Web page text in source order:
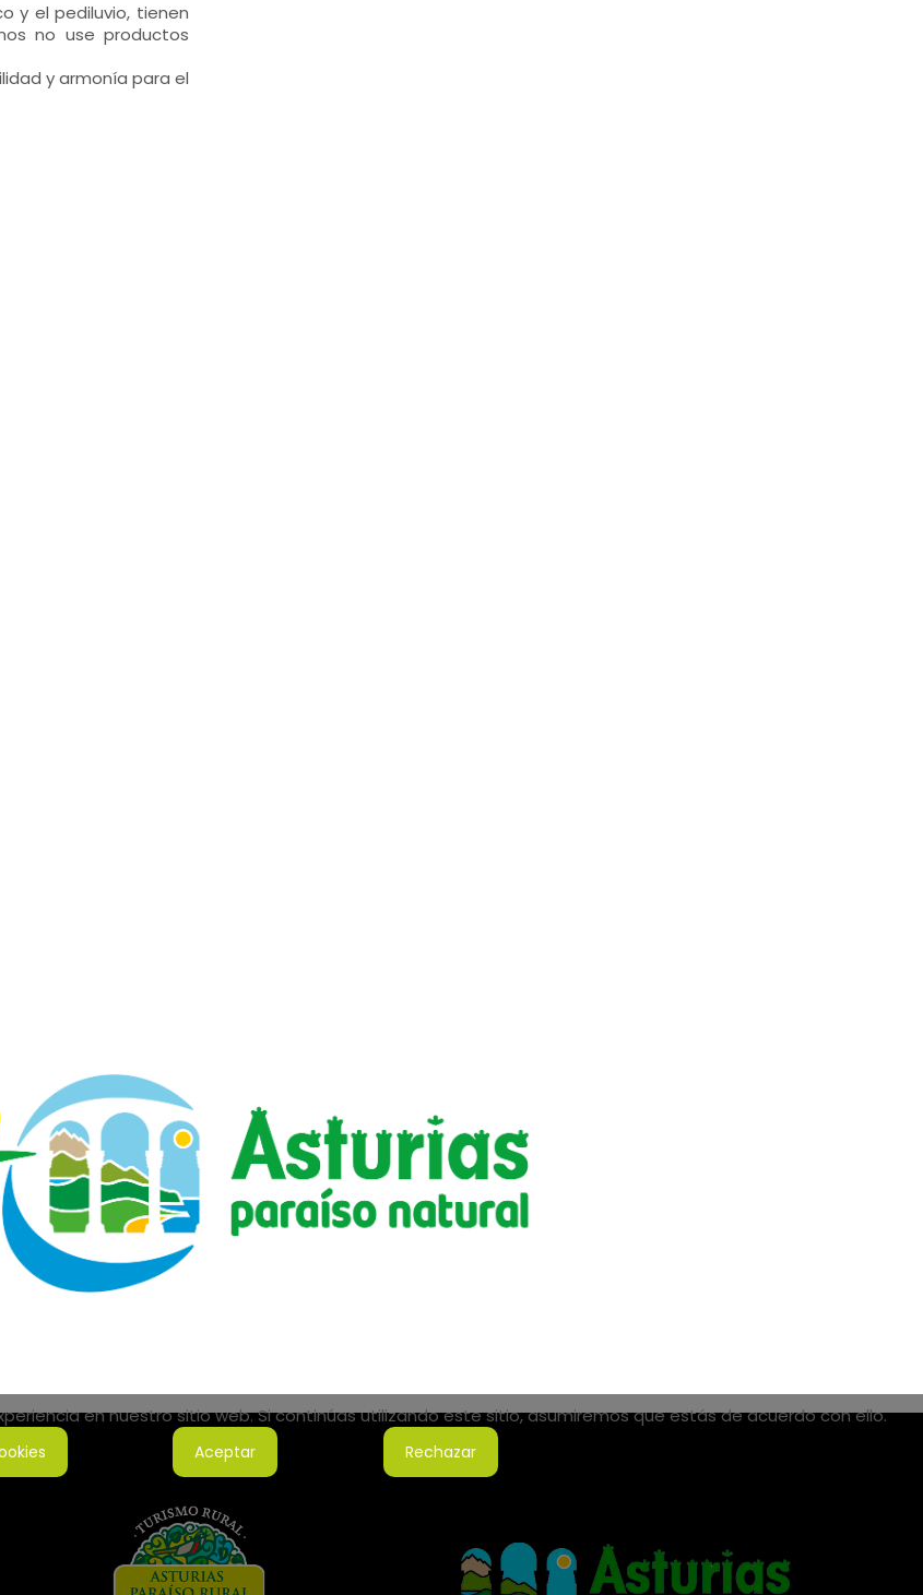
y el pediluvio, tienen
no use productos
y armonía para el
en nuestro sitio web. Si continúas utilizando este sitio, asumiremos que estás de acuerdo con ello.
Aceptar Rechazar